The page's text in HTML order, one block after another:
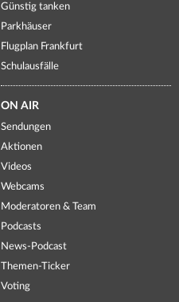
Günstig tanken
Parkhäuser
Flugplan Frankfurt
Schulausfälle
ON AIR
Sendungen
Aktionen
Videos
Webcams
Moderatoren & Team
Podcasts
News-Podcast
Themen-Ticker
Voting